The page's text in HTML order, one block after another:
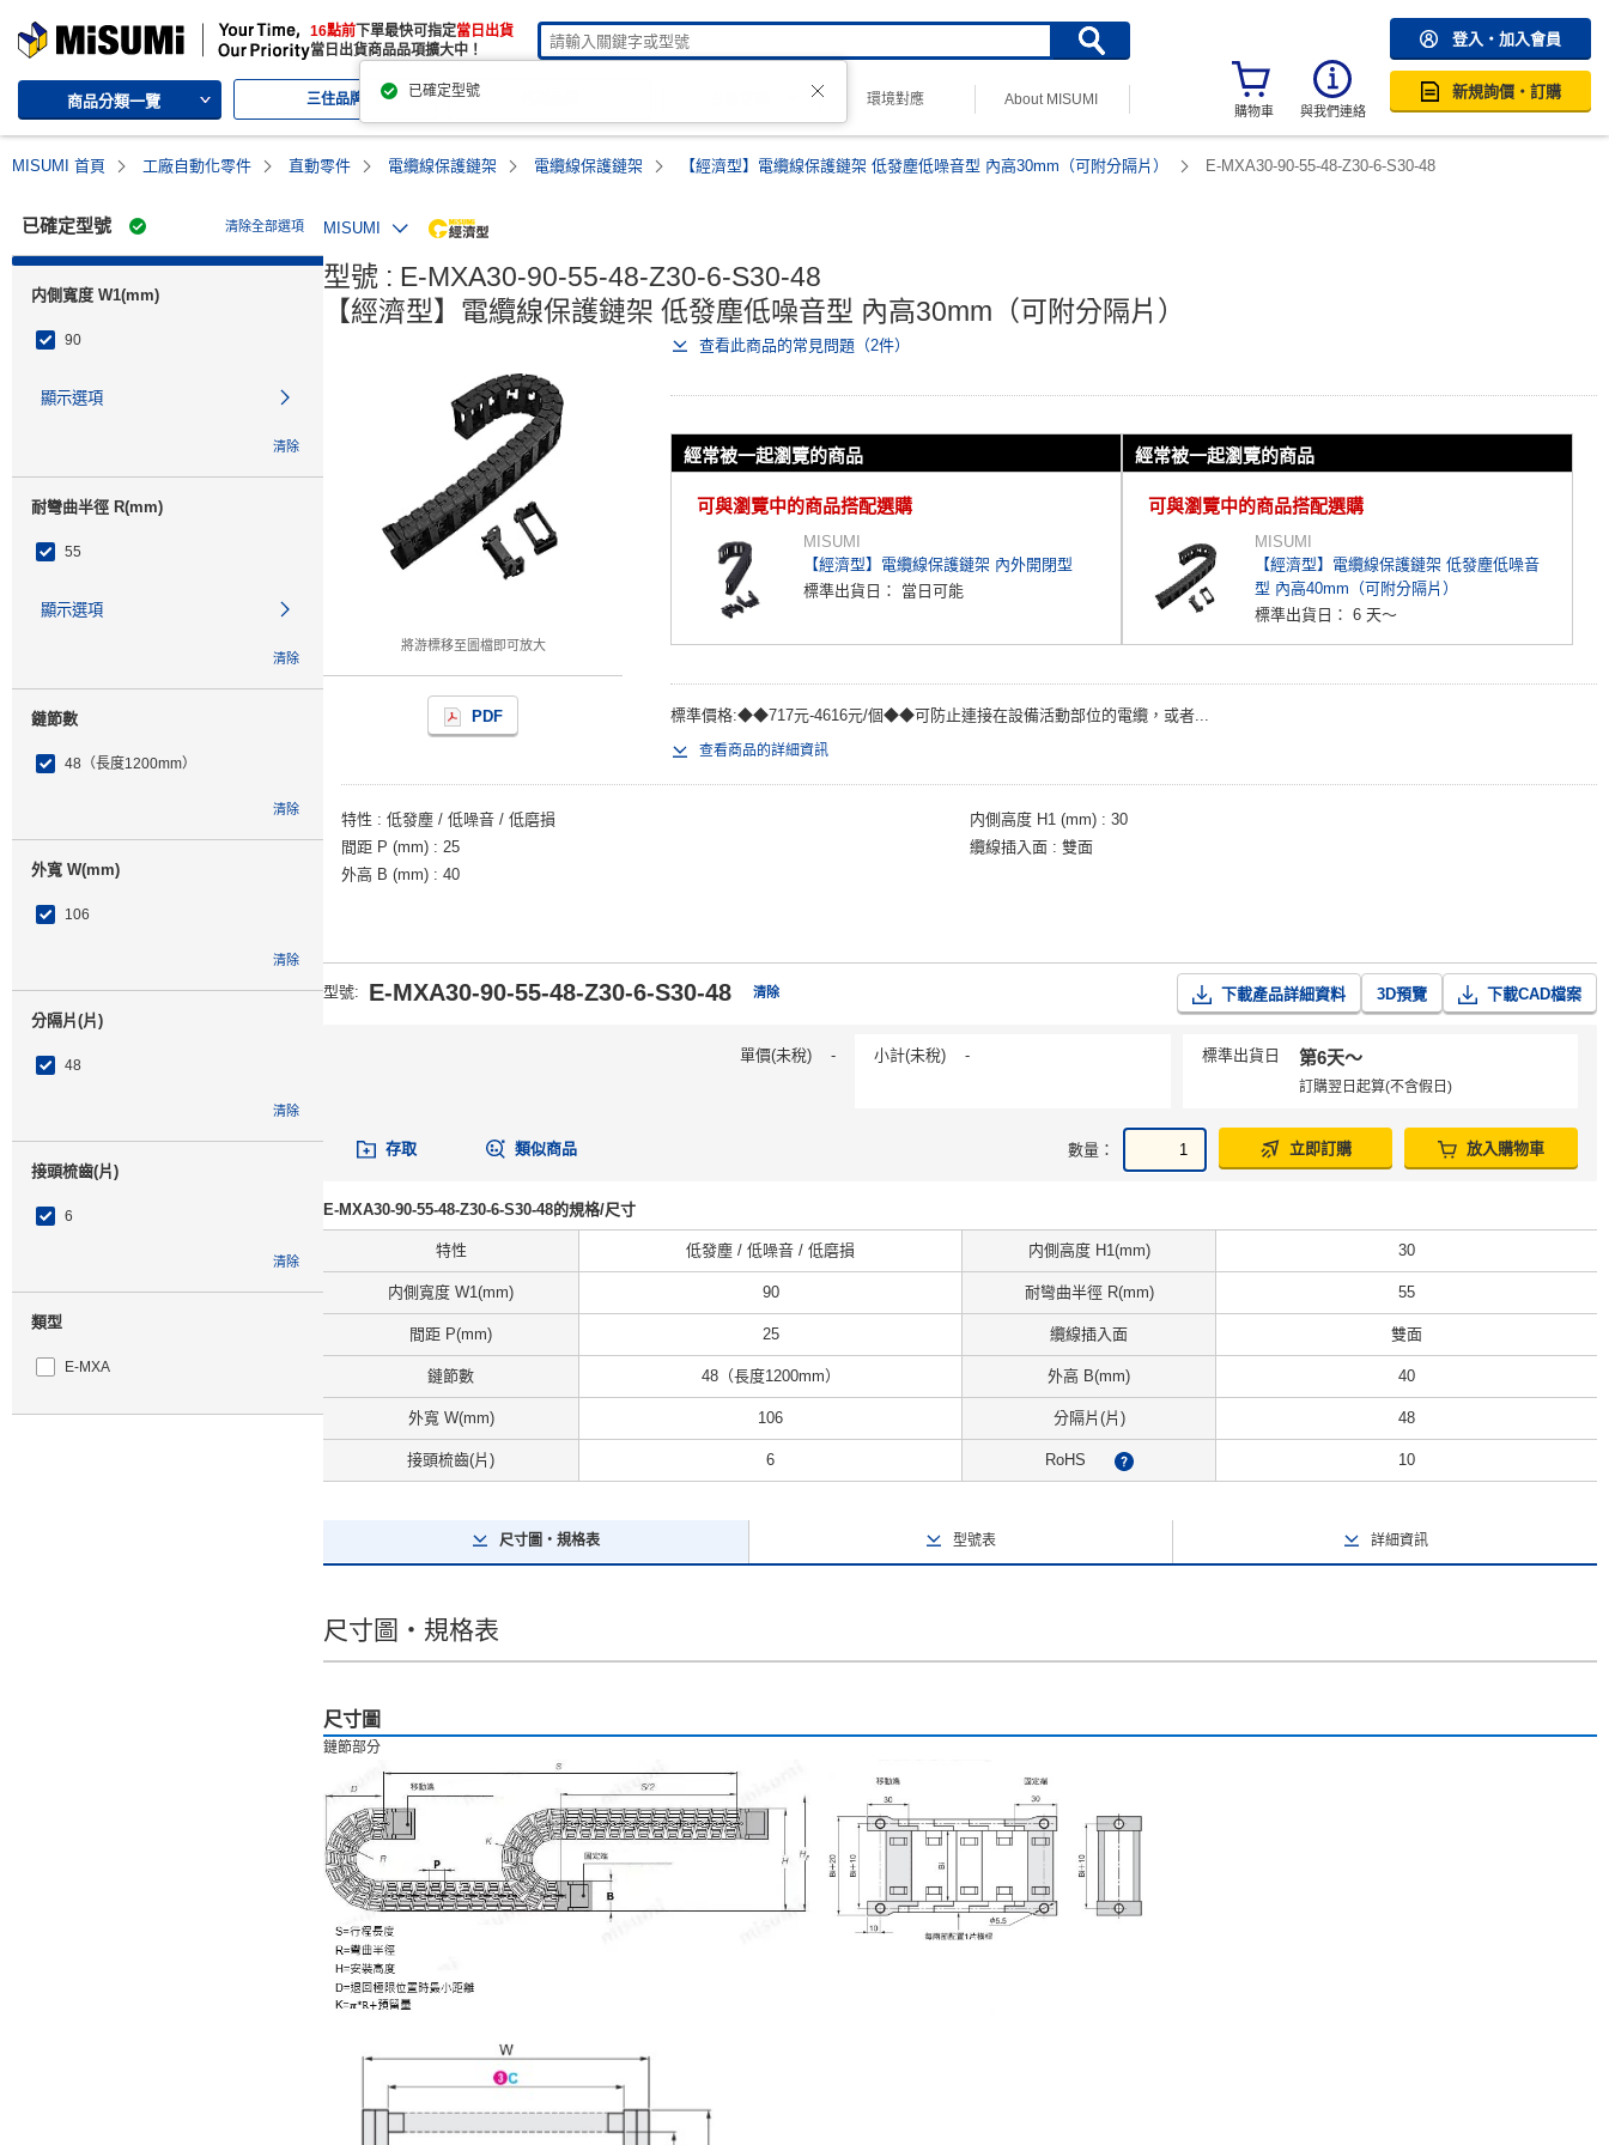
MISUMI | Your Time, Our Priority 16點前 下單最快可指定當日出貨
當日出貨商品品項擴大中！
商品分類一覽 三住品牌 環境對應 About MISUMI
登入・加入會員
購物車 與我們連絡
新規詢價・訂購
MISUMI 首頁 工廠自動化零件 直動零件 電纜線保護鏈架 電纜線保護鏈架 【經濟型】電纜線保護鏈架 低發塵低噪音型 內高30mm（可附分隔片） E-MXA30-90-55-48-Z30-6-S30-48
已確定型號 清除全部選項
内側寬度 W1(mm)
90
顯示選項
清除
耐彎曲半徑 R(mm)
55
顯示選項
清除
鏈節數
48（長度1200mm）
清除
外寬 W(mm)
106
清除
分隔片(片)
48
清除
接頭梳齒(片)
6
清除
類型
E-MXA
MISUMI
型號 : E-MXA30-90-55-48-Z30-6-S30-48
【經濟型】電纜線保護鏈架 低發塵低噪音型 內高30mm（可附分隔片）
將游標移至圖檔即可放大
PDF
查看此商品的常見問題（2件）
經常被一起瀏覽的商品
可與瀏覽中的商品搭配選購
MISUMI
【經濟型】電纜線保護鏈架 內外開閉型
標準出貨日： 當日可能
經常被一起瀏覽的商品
可與瀏覽中的商品搭配選購
MISUMI
【經濟型】電纜線保護鏈架 低發塵低噪音
型 內高40mm（可附分隔片）
標準出貨日： 6 天～
標準價格:◆◆717元-4616元/個◆◆可防止連接在設備活動部位的電纜，或者...
查看商品的詳細資訊
特性 低發塵 / 低噪音 / 低磨損 内側高度 H1 (mm)
30
間距 P (mm)
25 纜線插入面
雙面
外高 B (mm)
40
型號: E-MXA30-90-55-48-Z30-6-S30-48 清除 下載產品詳細資料 3D預覽 下載CAD檔案
單價(未稅) - 小計(未稅) - 標準出貨日 第6天〜
訂購翌日起算(不含假日)
存取 類似商品 數量： 立即訂購 放入購物車
E-MXA30-90-55-48-Z30-6-S30-48的規格/尺寸
特性 低發塵 / 低噪音 / 低磨損 内側高度 H1(mm) 30
内側寬度 W1(mm) 90 耐彎曲半徑 R(mm) 55
間距 P(mm) 25 纜線插入面 雙面
鏈節數 48（長度1200mm） 外高 B(mm) 40
外寬 W(mm) 106 分隔片(片) 48
接頭梳齒(片) 6 RoHS ? 10
尺寸圖・規格表 型號表 詳細資訊
尺寸圖・規格表
尺寸圖
鏈節部分